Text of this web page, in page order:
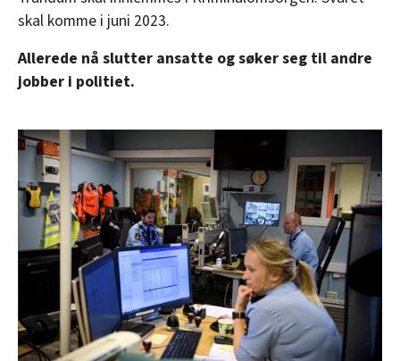
skal komme i juni 2023.
Allerede nå slutter ansatte og søker seg til andre
jobber i politiet.